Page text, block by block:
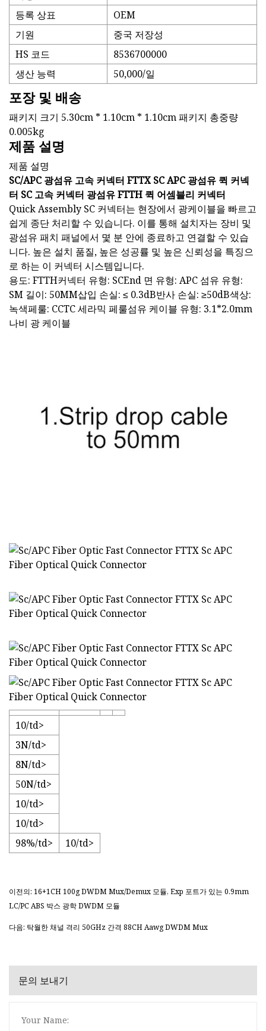
등록 상표
OEM
기원
중국 저장성
HS 코드
8536700000
생산 능력
50,000/일
포장 및 배송
패키지 크기 5.30cm * 1.10cm * 1.10cm 패키지 총중량
0.005kg
제품 설명
제품 설명
SC/APC 광섬유 고속 커넥터 FTTX SC APC 광섬유 퀵 커넥
터 SC 고속 커넥터 광섬유 FTTH 퀵 어셈블리 커넥터
Quick Assembly SC 커넥터는 현장에서 광케이블을 빠르고
쉽게 종단 처리할 수 있습니다. 이를 통해 설치자는 장비 및
광섬유 패치 패널에서 몇 분 안에 종료하고 연결할 수 있습
니다. 높은 설치 품질, 높은 성공률 및 높은 신뢰성을 특징으
로 하는 이 커넥터 시스템입니다.
용도: FTTH커넥터 유형: SCEnd 면 유형: APC 섬유 유형:
SM 길이: 50MM삽입 손실: ≤ 0.3dB반사 손실: ≥50dB색상:
녹색페룰: CCTC 세라믹 페룰섬유 케이블 유형: 3.1*2.0mm
나비 광 케이블
10/td>
3N/td>
8N/td>
50N/td>
10/td>
10/td>
98%/td>
10/td>
이전의: 16+1CH 100g DWDM Mux/Demux 모듈, Exp 포트가 있는 0.9mm
LC/PC ABS 박스 광학 DWDM 모듈
다음: 탁월한 채널 격리 50GHz 간격 88CH Aawg DWDM Mux
문의 보내기